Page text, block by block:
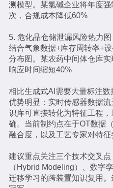
测模型。某氯碱企业将年度
次，合规成本降低60%
5. 危化品仓储泄漏风险热力图
结合气象数据+库存周转率+
分布图。某农药中间体仓库
响应时间缩短40%
相比生成式AI需要大量标注
优势明显：实时传感器数据
识库可直接转化为特征工程
确。当前制约点在于OT数据
融合度，以及工艺专家对特征
建议重点关注三个技术交叉
（Hybrid Modeling）、数字
迁移学习的跨装置知识复用